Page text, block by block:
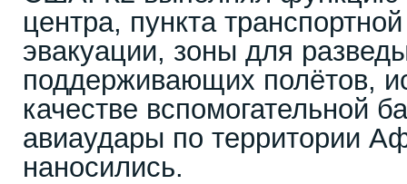
центра, пункта
эвакуации, зоны для
поддерживающих полётов,
качестве вспомогательной
авиаудары по территории
наносились.